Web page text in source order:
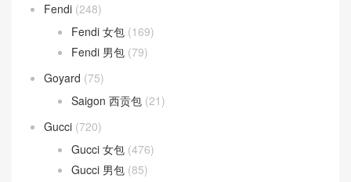
Fendi (248)
Fendi 女包 (169)
Fendi 男包 (79)
Goyard (75)
Saigon 西贡包 (21)
Gucci (720)
Gucci 女包 (476)
Gucci 男包 (85)